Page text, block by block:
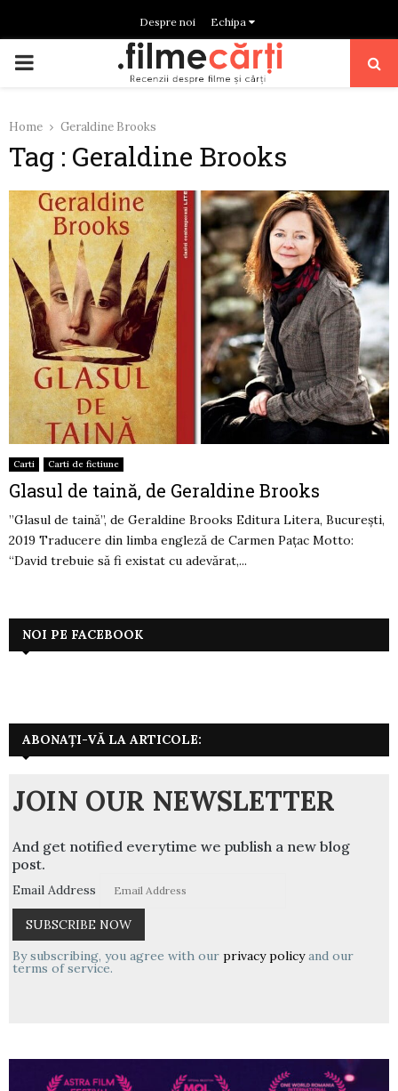
Despre noi Echipa
PRIMARY
Home Geraldine Brooks
Tag : Geraldine Brooks
Carti Carti de fictiune
Glasul de taină, de Geraldine Brooks
”Glasul de taină”, de Geraldine Brooks Editura Litera, București,
2019 Traducere din limba engleză de Carmen Pațac Motto:
“David trebuie să fi existat cu adevărat,...
NOI PE FACEBOOK
ABONAȚI-VĂ LA ARTICOLE:
JOIN OUR NEWSLETTER
And get notified everytime we publish a new blog
post.
Email Address
By subscribing, you agree with our privacy policyand our
terms of service.